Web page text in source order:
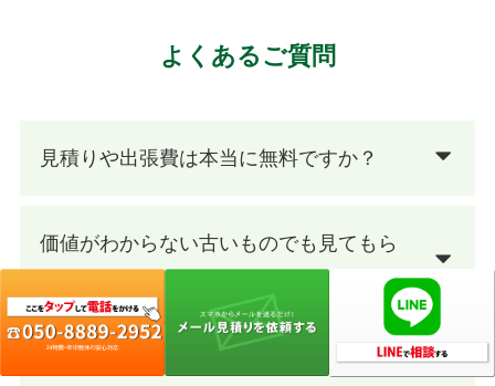
よくあるご質問
見積りや出張費は本当に無料ですか？
価値がわからない古いものでも見てもら